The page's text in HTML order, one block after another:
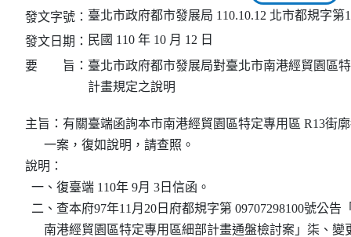
發文字號： 臺北市政府都市發展局 110.10.12 北市都規字第
發文日期： 民國 110 年 10 月 12 日
要 旨： 臺北市政府都市發展局對臺北市南港經貿園區
計畫規定之說明
主旨：有關臺端函詢本市南港經貿園區特定專用區 R13街
      一案，復如說明，請查照。
說明：
  一、復臺端 110年 9月 3日信函。
二、查本府97年11月20日府都規字第 09707298100號公告
南港經貿園區特定專用區細部計畫通盤檢討案」柒、